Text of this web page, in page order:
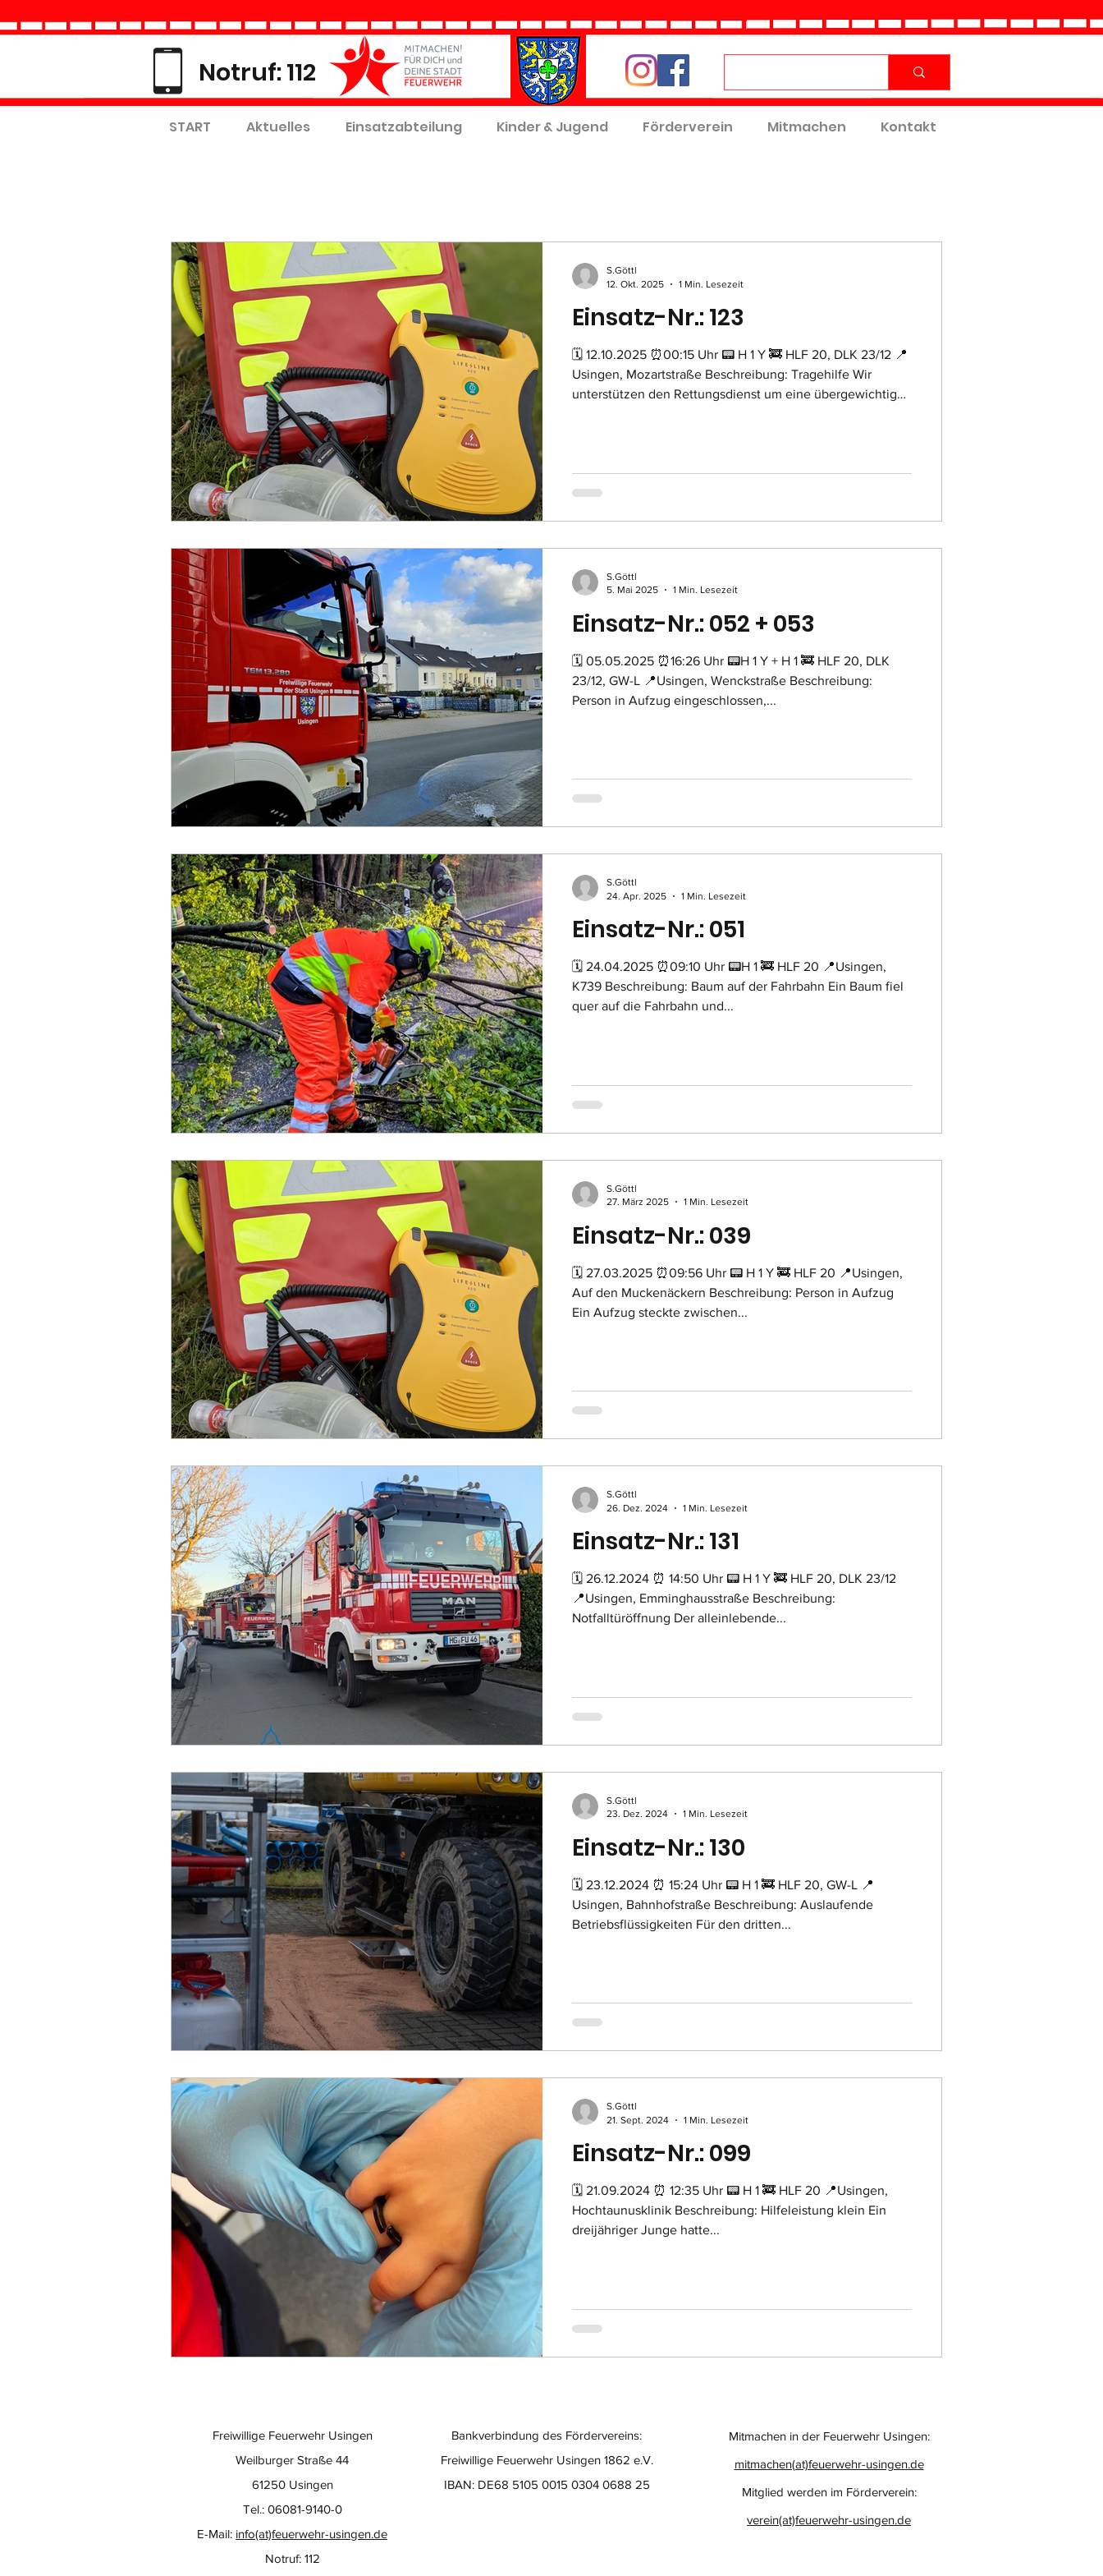
Notruf: 112
START Aktuelles Einsatzabteilung Kinder & Jugend Förderverein Mitmachen Kontakt
Einsatz-Nr.: 123
🗓 12.10.2025 ⏰00:15 Uhr 📟 H 1 Y 🚒 HLF 20, DLK 23/12 📍
Usingen, Mozartstraße Beschreibung: Tragehilfe Wir
unterstützen den Rettungsdienst um eine übergewichtige
S.Göttl
12. Okt. 2025
1 Min. Lesezeit
Einsatz-Nr.: 052 + 053
🗓 05.05.2025 ⏰16:26 Uhr 📟H 1 Y + H 1 🚒 HLF 20, DLK
23/12, GW-L 📍Usingen, Wenckstraße Beschreibung:
Person in Aufzug eingeschlossen,...
S.Göttl
5. Mai 2025
1 Min. Lesezeit
Einsatz-Nr.: 051
🗓 24.04.2025 ⏰09:10 Uhr 📟H 1 🚒 HLF 20 📍Usingen,
K739 Beschreibung: Baum auf der Fahrbahn Ein Baum fiel
quer auf die Fahrbahn und...
S.Göttl
24. Apr. 2025
1 Min. Lesezeit
Einsatz-Nr.: 039
🗓 27.03.2025 ⏰09:56 Uhr 📟 H 1 Y 🚒 HLF 20 📍Usingen,
Auf den Muckenäckern Beschreibung: Person in Aufzug
Ein Aufzug steckte zwischen...
S.Göttl
27. März 2025
1 Min. Lesezeit
Einsatz-Nr.: 131
🗓 26.12.2024 ⏰ 14:50 Uhr 📟 H 1 Y 🚒 HLF 20, DLK 23/12
📍Usingen, Emminghausstraße Beschreibung:
Notfalltüröffnung Der alleinlebende...
S.Göttl
26. Dez. 2024
1 Min. Lesezeit
Einsatz-Nr.: 130
🗓 23.12.2024 ⏰ 15:24 Uhr 📟 H 1 🚒 HLF 20, GW-L 📍
Usingen, Bahnhofstraße Beschreibung: Auslaufende
Betriebsflüssigkeiten Für den dritten...
S.Göttl
23. Dez. 2024
1 Min. Lesezeit
Einsatz-Nr.: 099
🗓 21.09.2024 ⏰ 12:35 Uhr 📟 H 1 🚒 HLF 20 📍Usingen,
Hochtaunusklinik Beschreibung: Hilfeleistung klein Ein
dreijähriger Junge hatte...
S.Göttl
21. Sept. 2024
1 Min. Lesezeit
Bankverbindung des Fördervereins:
Freiwillige Feuerwehr Usingen 1862 e.V.
IBAN: DE68 5105 0015 0304 0688 25
Freiwillige Feuerwehr Usingen
Weilburger Straße 44
61250 Usingen
Tel.: 06081-9140-0
E-Mail: info(at)feuerwehr-usingen.de
Notruf: 112
Mitmachen in der Feuerwehr Usingen:
mitmachen(at)feuerwehr-usingen.de
Mitglied werden im Förderverein:
verein(at)feuerwehr-usingen.de